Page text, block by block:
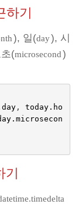
하기
), 일(day), 시
(microsecond)
day, today. ho
. microsecon
기